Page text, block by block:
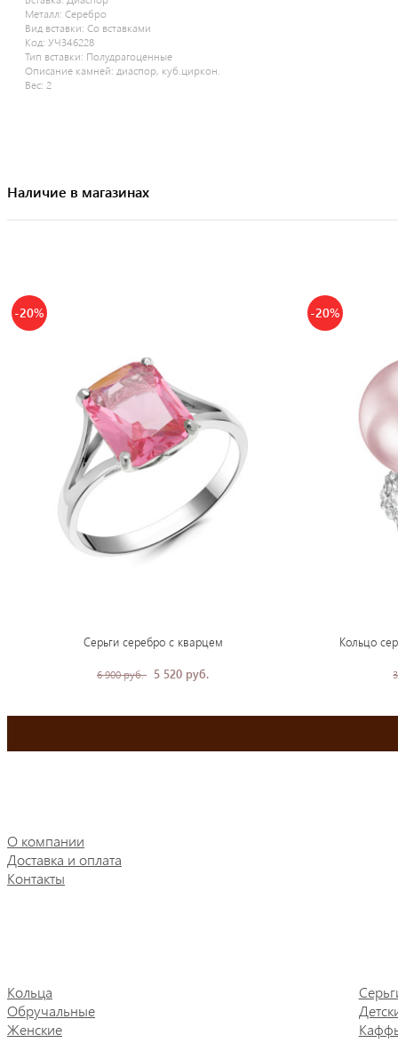
Металл: Серебро
Вид вставки: Со вставками
Код: УЧ346228
Тип вставки: Полудрагоценные
Описание камней: диаспор, куб.циркон.
Вес: 2
Наличие в магазинах
-20%
Серьги серебро с кварцем
6 900 руб. 5 520 руб.
-20%
Кольцо
О компании
Доставка и оплата
Контакты
Кольца
Обручальные
Женские